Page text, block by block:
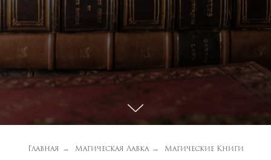
Главная → Магическая Лавка → Магические Книги